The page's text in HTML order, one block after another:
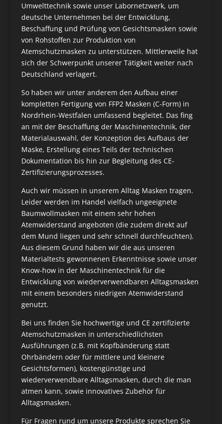
Umwelttechnik sowie unser Labornetzwerk, um
deutsche Unternehmen bei der Entwicklung,
Beschaffung und Prüfung von Gesichtsmasken sowie
von Rohstoffen zur Produktion von
Atemschutzmasken zu unterstützen. Mittlerweile hat
sich der Schwerpunkt unserer Tätigkeit weiter nach
Deutschland verlagert.
So haben wir unter anderem den Aufbau einer
kompletten Fertigung von FFP2 Masken (C-Form) in
Nordrhein-Westfalen umfassend begleitet. Das fing
an mit der Beschaffung der Maschinentechnik, der
Materialauswahl, der Konzeption des Aufbaus der
Maske, Erstellung eines Teils der technischen
Dokumentation bis hin zur Begleitung des CE-
Zertifizierungsprozesses.
Auch wir müssen in unserem Alltag Masken tragen.
Leider werden im Handel vielfach ungeeignete
Baumwollmasken mit einem sehr hohen
Atemwiderstand angeboten (die zudem direkt auf
dem Mund liegen und sehr schnell durchfeuchten).
Aus diesem Grund haben wir die aus unseren
Materialtests gewonnenen Erkenntnisse sowie unser
Know-how in der Maschinentechnik für die
Entwicklung von wiederverwendbaren Alltagsmasken
mit einem besonders niedrigen Atemwiderstand
genutzt.
Bei uns finden Sie hochwertige und CE zertifizierte
Atemschutzmasken in unterschiedlichsten
Ausführungen (z.B. mit Kopfbänderung statt
Ohrbändern oder für mittlere und kleinere
Gesichtsformen), kostengünstige und
wiederverwendbare Alltagsmasken, durch die man
atmen kann, sowie innovatives Zubehör für
Alltagsmasken.
Für Fragen rund um unsere Produkte sprechen Sie